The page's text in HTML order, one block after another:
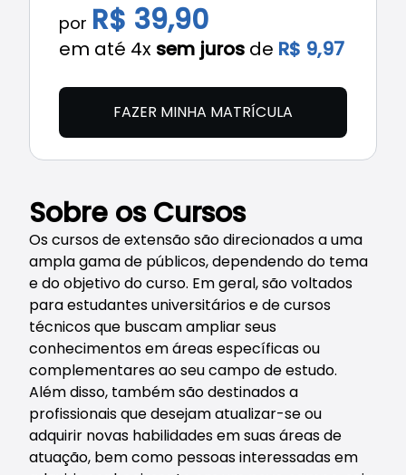
Sobre os Cursos
Os cursos de extensão são direcionados a uma
ampla gama de públicos, dependendo do tema
e do objetivo do curso. Em geral, são voltados
para estudantes universitários e de cursos
técnicos que buscam ampliar seus
conhecimentos em áreas específicas ou
complementares ao seu campo de estudo.
Além disso, também são destinados a
profissionais que desejam atualizar-se ou
adquirir novas habilidades em suas áreas de
atuação, bem como pessoas interessadas em
por R$ 39,90
em até 4x sem juros de R$ 9,97
FAZER MINHA MATRÍCULA